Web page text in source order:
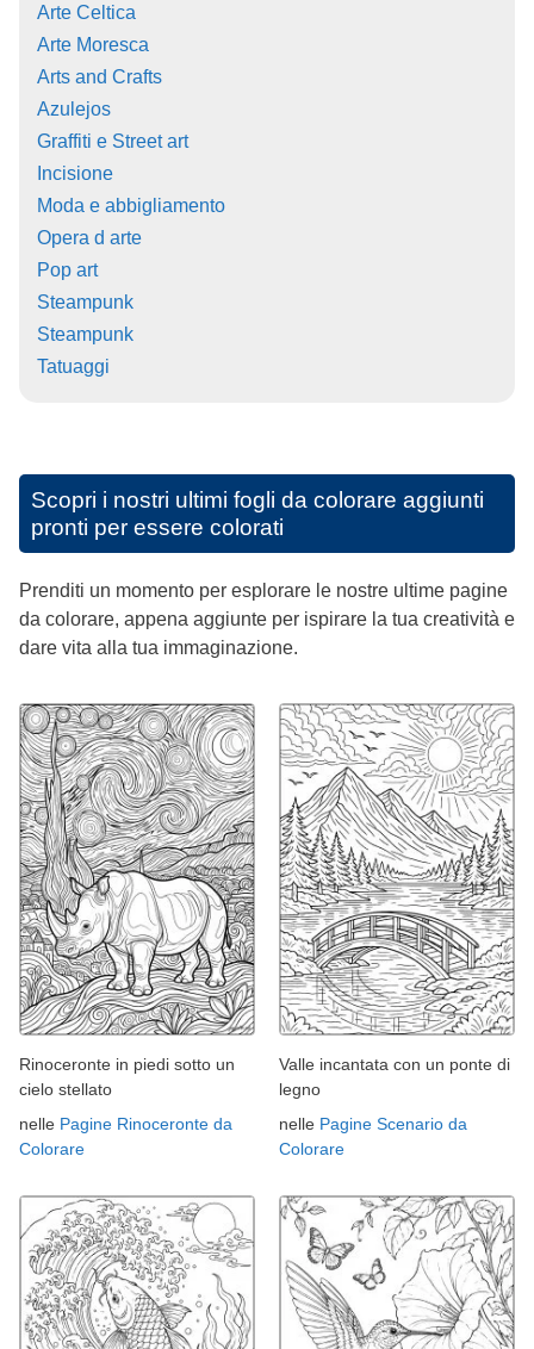
Arte Celtica
Arte Moresca
Arts and Crafts
Azulejos
Graffiti e Street art
Incisione
Moda e abbigliamento
Opera d arte
Pop art
Steampunk
Steampunk
Tatuaggi
Scopri i nostri ultimi fogli da colorare aggiunti
pronti per essere colorati
Prenditi un momento per esplorare le nostre ultime pagine
da colorare, appena aggiunte per ispirare la tua creatività e
dare vita alla tua immaginazione.
Rinoceronte in piedi sotto un
cielo stellato
nelle Pagine Rinoceronte da
Colorare
Valle incantata con un ponte di
legno
nelle Pagine Scenario da
Colorare